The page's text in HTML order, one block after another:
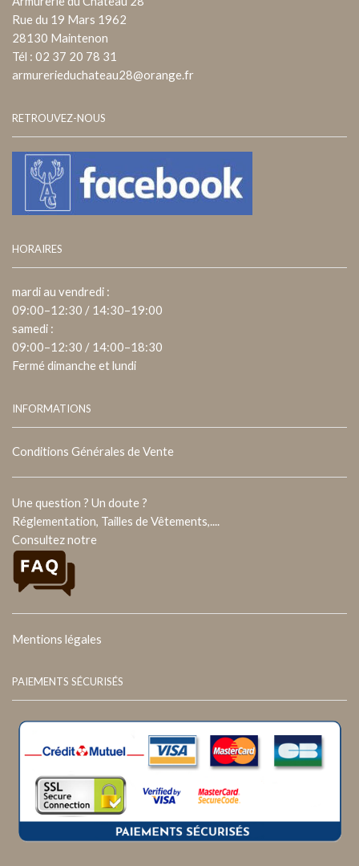
Rue du 19 Mars 1962
28130 Maintenon
Tél : 02 37 20 78 31
armurerieduchateau28@orange.fr
RETROUVEZ-NOUS
HORAIRES
mardi au vendredi :
09:00–12:30 / 14:30–19:00
samedi :
09:00–12:30 / 14:00–18:30
Fermé dimanche et lundi
INFORMATIONS
Conditions Générales de Vente
Une question ? Un doute ?
Réglementation, Tailles de Vêtements,....
Consultez notre
Mentions légales
PAIEMENTS SÉCURISÉS